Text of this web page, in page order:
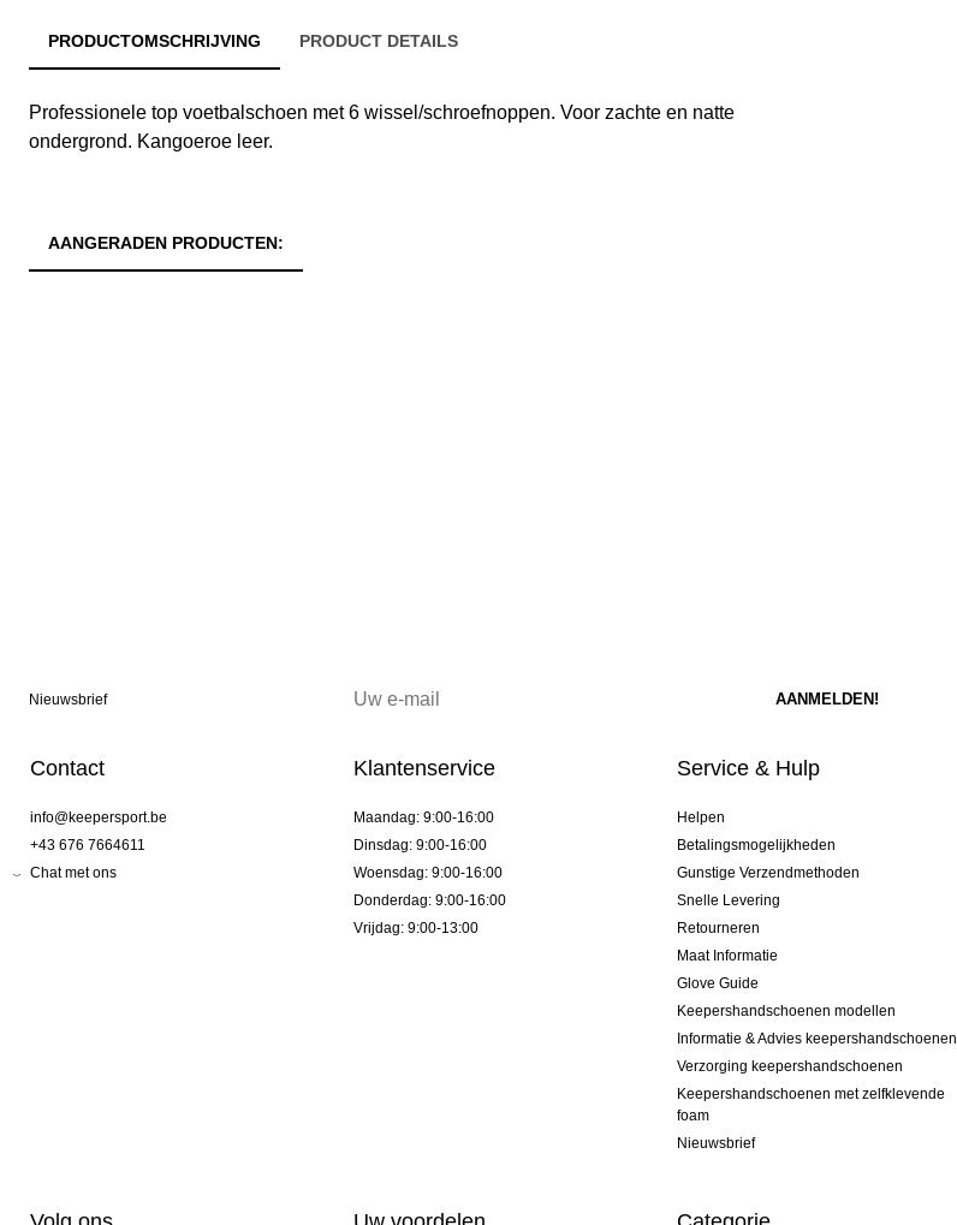
PRODUCTOMSCHRIJVING PRODUCT DETAILS
Professionele top voetbalschoen met 6 wissel/schroefnoppen. Voor zachte en natte
ondergrond. Kangoeroe leer.
AANGERADEN PRODUCTEN:
Nieuwsbrief
Contact
info@keepersport.be
+43 676 7664611
Chat met ons
Klantenservice
Maandag: 9:00-16:00
Dinsdag: 9:00-16:00
Woensdag: 9:00-16:00
Donderdag: 9:00-16:00
Vrijdag: 9:00-13:00
Service & Hulp
Helpen
Betalingsmogelijkheden
Gunstige Verzendmethoden
Snelle Levering
Retourneren
Maat Informatie
Glove Guide
Keepershandschoenen modellen
Informatie & Advies keepershandschoenen
Verzorging keepershandschoenen
Keepershandschoenen met zelfklevende
foam
Nieuwsbrief